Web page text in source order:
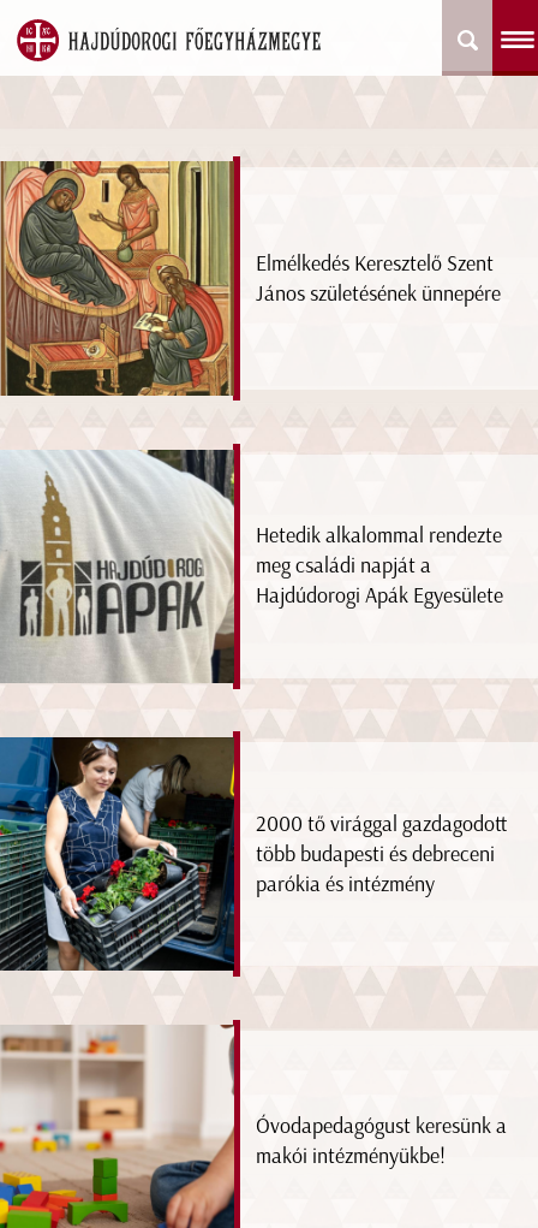
Elmélkedés Keresztelő Szent
János születésének ünnepére
Hetedik alkalommal rendezte
meg családi napját a
Hajdúdorogi Apák Egyesülete
2000 tő virággal gazdagodott
több budapesti és debreceni
parókia és intézmény
Óvodapedagógust keresünk a
makói intézményükbe!